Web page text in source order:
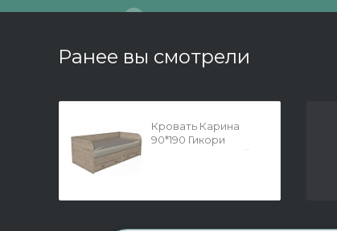
Ранее вы смотрели
Кровать Карина
90*190 Гикори
Джексон светлый